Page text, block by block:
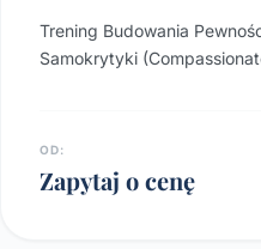
Trening Budowania
Samokrytyki
OD:
Zapytaj o cenę